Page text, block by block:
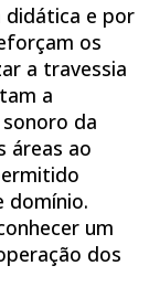
didática e por
os
a travessia
a
da
áreas ao
domínio.
um
dos